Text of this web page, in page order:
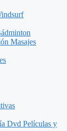
Masajes
Dvd Películas y